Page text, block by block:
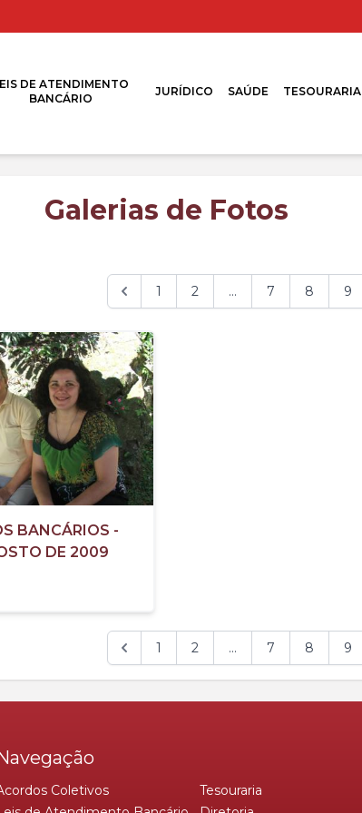
DE ATENDIMENTO
BANCÁRIO
JURÍDICO SAÚDE TESOURARIA
Galerias de Fotos
1 2 ... 7 8 9
BANCÁRIOS -
DE 2009
1 2 ... 7 8 9
Coletivos
Tesouraria